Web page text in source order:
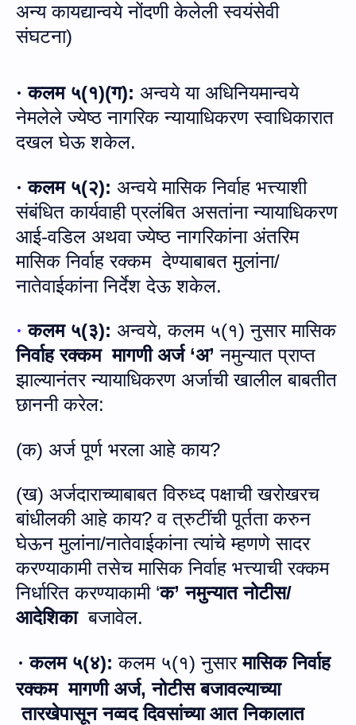
अन्य कायद्यान्वये नोंदणी केलेली स्वयंसेवी
संघटना)
· कलम ५(१)(ग): अन्वये या अधिनियमान्वये
नेमलेले ज्येष्ठ नागरिक न्यायाधिकरण स्वाधिकारात
दखल घेऊ शकेल.
· कलम ५(२): अन्वये मासिक निर्वाह भत्त्याशी
संबंधित कार्यवाही प्रलंबित असतांना न्यायाधिकरण
आई-वडिल अथवा ज्येष्ठ नागरिकांना अंतरिम
मासिक निर्वाह रक्‍कम देण्याबाबत मुलांना/
नातेवाईकांना निर्देश देऊ शकेल.
· कलम ५(३): अन्वये,कलम ५(१)नुसार मासिक
निर्वाह रक्‍कम मागणी अर्ज‘अ’ नमुन्यात प्राप्त
झाल्यानंतरन्यायाधिकरण अर्जाची खालील बाबतीत
छाननी करेल:
(क) अर्ज पूर्ण भरला आहे काय?
(ख) अर्जदाराच्याबाबत विरुध्द पक्षाची खरोखरच
बांधीलकी आहे काय?व त्रुटींची पूर्तता करुन
घेऊन मुलांना/नातेवाईकांना त्यांचे म्हणणे सादर
करण्याकामी तसेच मासिक निर्वाह भत्त्याची रक्कम
निर्धारित करण्याकामी‘क’ नमुन्यात नोटीस/
आदेशिका बजावेल.
· कलम ५(४): कलम ५(१)नुसारमासिक निर्वाह
रक्‍कम मागणी अर्ज,नोटीस बजावल्याच्या
तारखेपासून नव्वद दिवसांच्या आत निकालात